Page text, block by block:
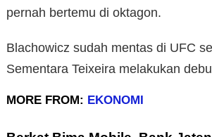
pernah bertemu di oktagon.
Blachowicz sudah mentas di UFC
Sementara Teixeira melakukan
MORE FROM: EKONOMI